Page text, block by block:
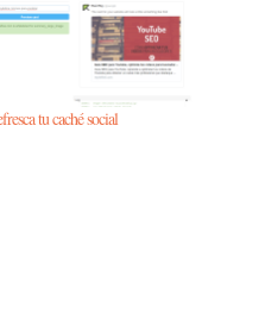
tu caché social